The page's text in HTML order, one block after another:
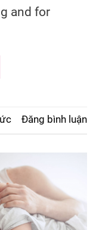
and for
Đăng bình luận